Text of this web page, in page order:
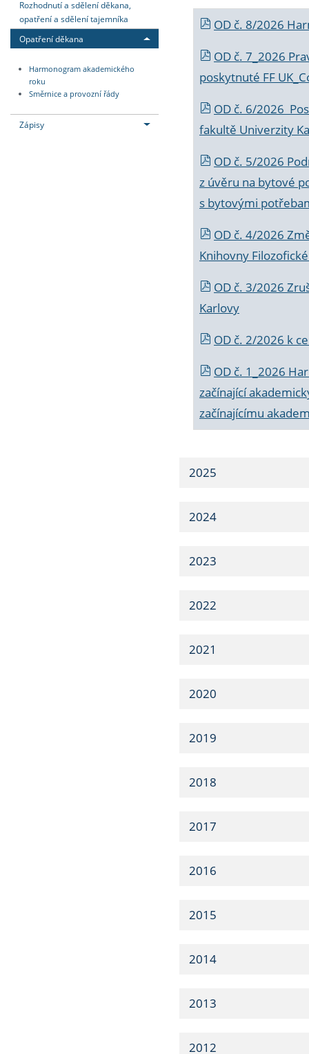
Rozhodnutí a sdělení děkana,
opatření a sdělení tajemníka
Opatření děkana
Harmonogram akademického
roku
Směrnice a provozní řády
Zápisy
OD č. 8/2026
OD č. 7_2026
poskytnuté FF
OD č. 6/2026
fakultě Univerzity
OD č. 5/2026
z úvěru na bytové
s bytovými
OD č. 4/2026
Knihovny
OD č. 3/2026
Karlovy
OD č. 2/2026 k
OD č. 1_2026
začínající
začínajícímu
2025
2024
2023
2022
2021
2020
2019
2018
2017
2016
2015
2014
2013
2012